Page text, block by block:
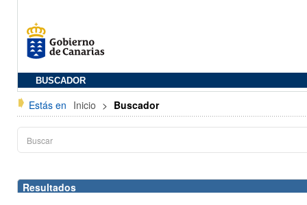
BUSCADOR
Estás en Inicio > Buscador
Resultados